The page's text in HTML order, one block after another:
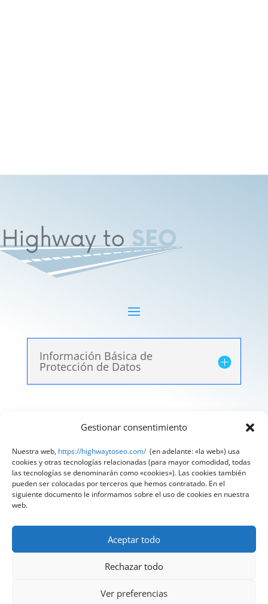
Gestionar consentimiento
Nuestra web, https://highwaytoseo.com/ (en adelante: «la web») usa
cookies y otras tecnologías relacionadas (para mayor comodidad, todas
las tecnologías se denominarán como «cookies»). Las cookies también
pueden ser colocadas por terceros que hemos contratado. En el
siguiente documento le informamos sobre el uso de cookies en nuestra
web.
Aceptar todo
Rechazar todo
Ver preferencias
Información Básica de
Protección de Datos
Aviso Legal|Política de Privacidad|
@ 2025 Diseñado porHighWay To Seo | Textos
legales LSSI y RGPD creados porSpain
Compliance«Tu Compliance de confianza»
¿Quieres hablar con nuestros expertos?